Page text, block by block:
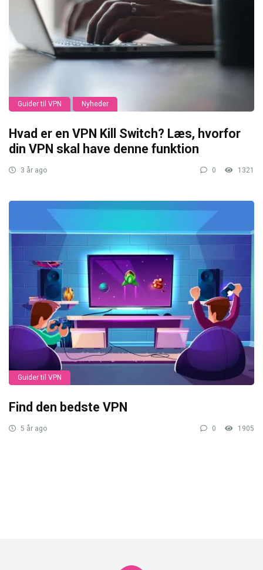
Guider til VPN Nyheder
Hvad er en VPN Kill Switch? Læs, hvorfor
din VPN skal have denne funktion
3 år ago 0 1321
Guider til VPN
Find den bedste VPN
5 år ago 0 1905